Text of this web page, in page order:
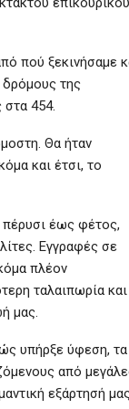
πού ξεκινήσαμε
της
στα 454.
Θα ήταν
και έτσι, το
έως φέτος,
Εγγραφές σε
πλέον
ταλαιπωρία και
μας.
υπήρξε ύφεση, τα
από
εξάρτησή